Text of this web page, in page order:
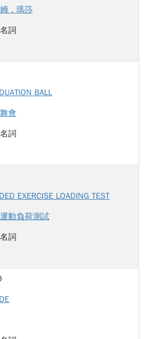
，瑪莎
詞
BALL
會
詞
EXERCISE LOADING TEST
動負荷測試
詞